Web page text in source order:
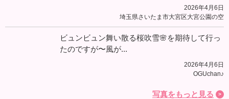
2026年4月6日
埼玉県さいたま市大宮区大宮公園の空
ビュンビュン舞い散る桜吹雪🌸を期待して行っ
たのですが〜風が...
2026年4月6日
OGUchan♪
写真をもっと見る